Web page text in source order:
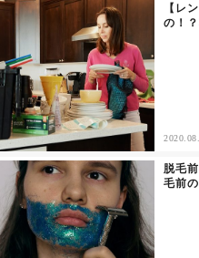
感動
心の処方箋
カルチャー・トレンド・芸能
驚き
【レ
の！
脱毛
毛前